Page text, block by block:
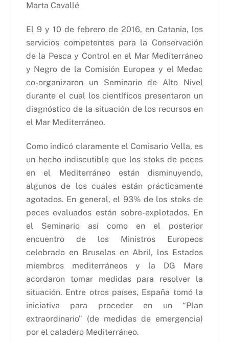
Marta Cavallé
El 9 y 10 de febrero de 2016, en Catania, los
servicios competentes para la Conservación
de la Pesca y Control en el Mar Mediterráneo
y Negro de la Comisión Europea y el Medac
co-organizaron un Seminario de Alto Nivel
durante el cual los científicos presentaron un
diagnóstico de la situación de los recursos en
el Mar Mediterráneo.
Como indicó claramente el Comisario Vella, es
un hecho indiscutible que los stoks de peces
en el Mediterráneo están disminuyendo,
algunos de los cuales están prácticamente
agotados. En general, el 93% de los stoks de
peces evaluados están sobre-explotados. En
el Seminario así como en el posterior
encuentro de los Ministros Europeos
celebrado en Bruselas en Abril, los Estados
miembros mediterráneos y la DG Mare
acordaron tomar medidas para resolver la
situación. Entre otros países, España tomó la
iniciativa para proceder en un “Plan
extraordinario” (de medidas de emergencia)
por el caladero Mediterráneo.